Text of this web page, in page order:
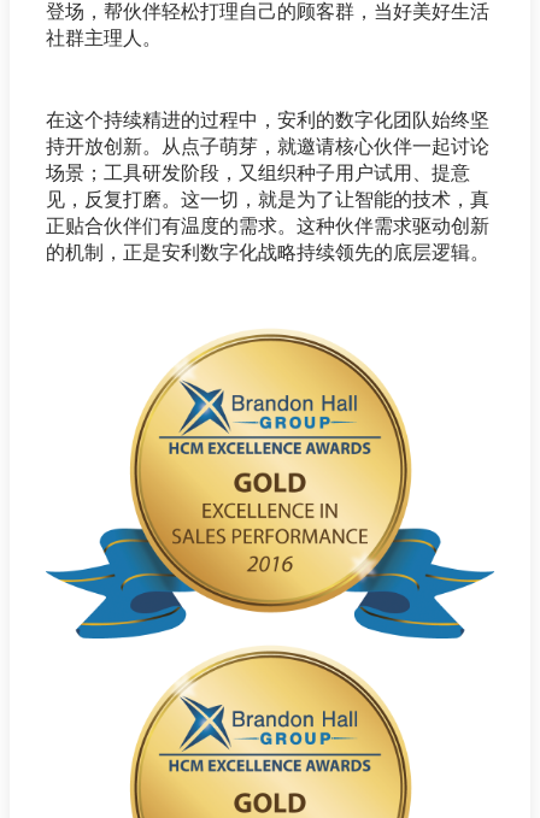
登场，帮伙伴轻松打理自己的顾客群，当好美好生活
社群主理人。
在这个持续精进的过程中，安利的数字化团队始终坚
持开放创新。从点子萌芽，就邀请核心伙伴一起讨论
场景；工具研发阶段，又组织种子用户试用、提意
见，反复打磨。这一切，就是为了让智能的技术，真
正贴合伙伴们有温度的需求。这种伙伴需求驱动创新
的机制，正是安利数字化战略持续领先的底层逻辑。